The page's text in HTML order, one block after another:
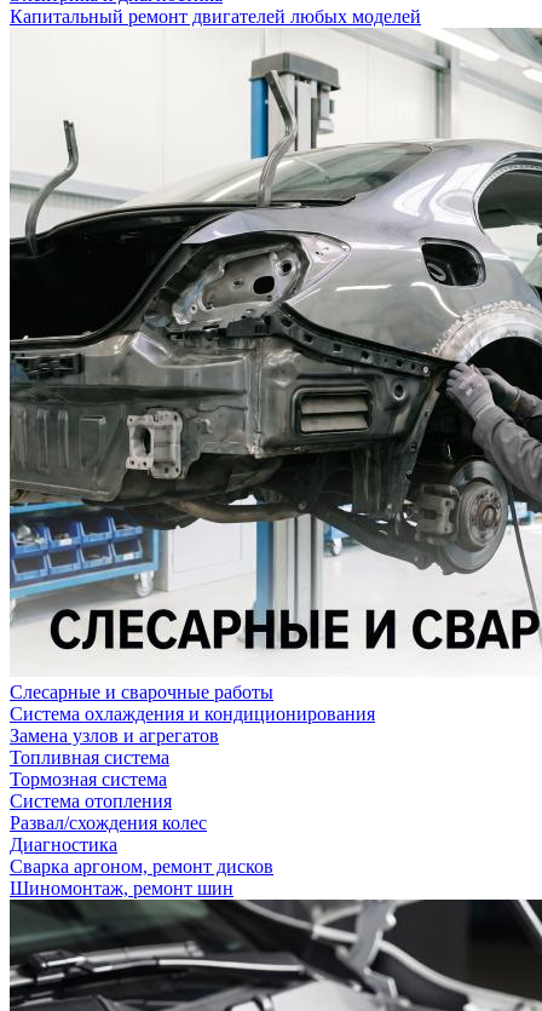
Капитальный ремонт двигателей любых моделей
Слесарные и сварочные работы
Система охлаждения и кондиционирования
Замена узлов и агрегатов
Топливная система
Тормозная система
Система отопления
Развал/схождения колес
Диагностика
Сварка аргоном, ремонт дисков
Шиномонтаж, ремонт шин